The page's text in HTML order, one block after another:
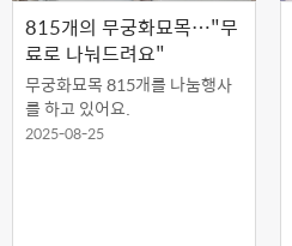
815개의 무궁화묘목…"무
료로 나눠드려요"
무궁화묘목 815개를 나눔행사
를 하고 있어요.
2025-08-25